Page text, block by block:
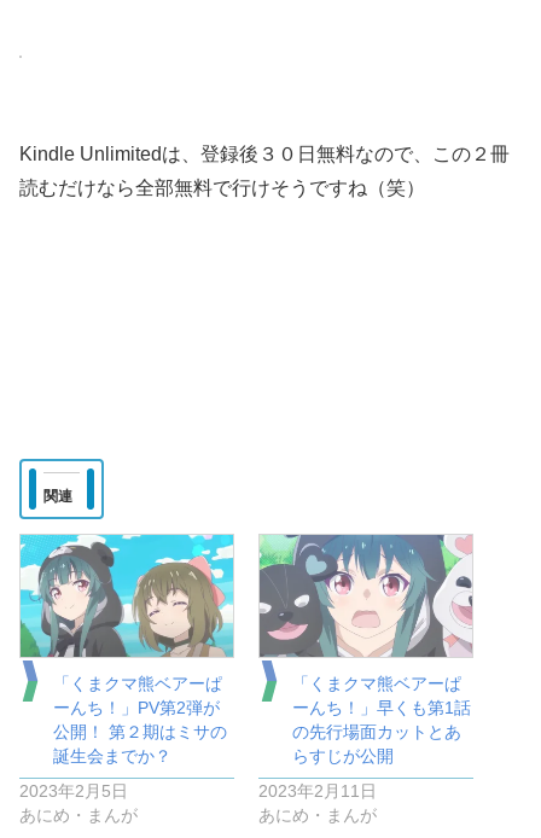
Kindle Unlimitedは、登録後３０日無料なので、この２冊
読むだけなら全部無料で行けそうですね（笑）
関連
「くまクマ熊ベアーぱ
ーんち！」PV第2弾が
公開！ 第２期はミサの
誕生会までか？
2023年2月5日
あにめ・まんが
「くまクマ熊ベアーぱ
ーんち！」早くも第1話
の先行場面カットとあ
らすじが公開
2023年2月11日
あにめ・まんが